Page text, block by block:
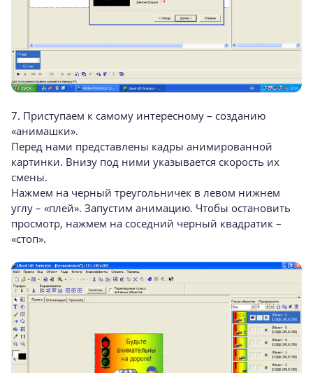
7. Приступаем к самому интересному – созданию
«анимашки».
Перед нами представлены кадры анимированной
картинки. Внизу под ними указывается скорость их
смены.
Нажмем на черный треугольничек в левом нижнем
углу – «плей». Запустим анимацию. Чтобы остановить
просмотр, нажмем на соседний черный квадратик –
«стоп».